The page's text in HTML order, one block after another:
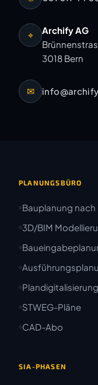
⌖
Archify AG
3018 Bern
✉
PLANUNGSBÜRO
Bauplanung nach
3D/BIM
Plandigitalisierung
STWEG-Pläne
CAD-Abo
SIA-PHASEN